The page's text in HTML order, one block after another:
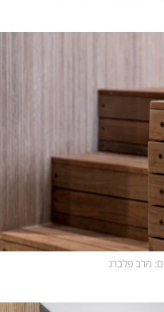
: מרב פלברג